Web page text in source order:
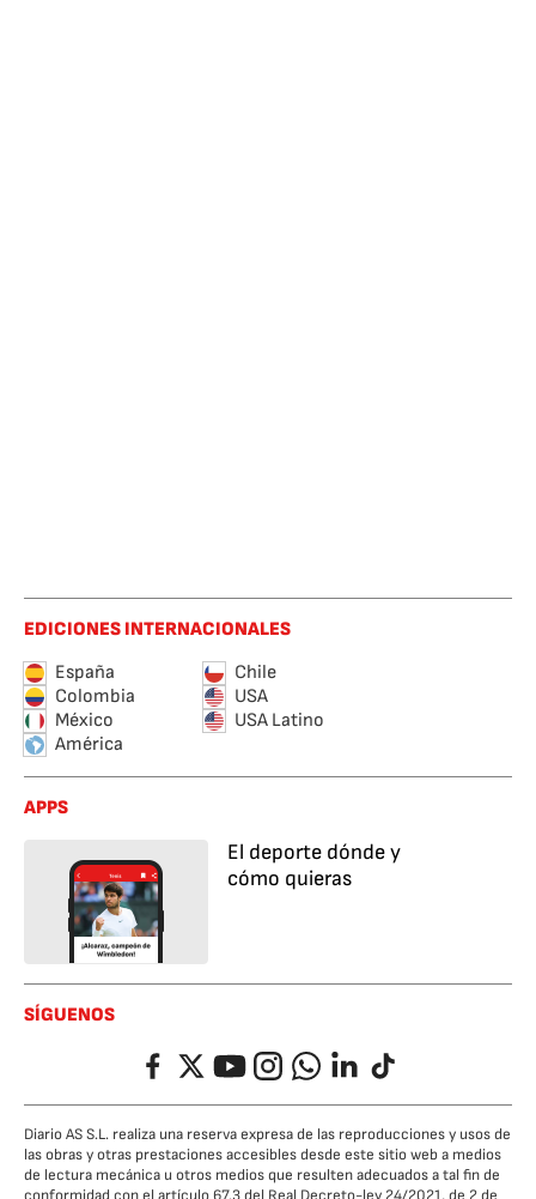
EDICIONES INTERNACIONALES
España
Chile
Colombia
USA
México
USA Latino
América
APPS
El deporte dónde y
cómo quieras
SÍGUENOS
FacebookTwitterYouTubeInstagramWhatsappLinkedIn
TikTok
Diario AS S.L. realiza una reserva expresa de las reproducciones y usos de
las obras y otras prestaciones accesibles desde este sitio web a medios
de lectura mecánica u otros medios que resulten adecuados a tal fin de